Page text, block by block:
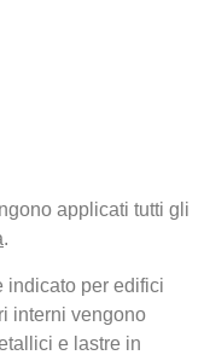
applicati tutti gli
.
indicato per edifici
interni vengono
e lastre in